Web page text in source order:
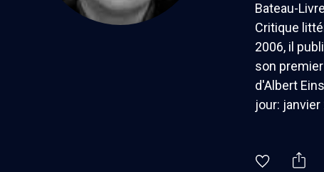
Bateau-
Critique
2006, il
son
d'Albert
jour: janvier